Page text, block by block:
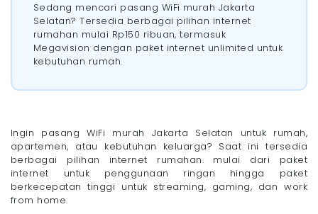
- 3. Biznet
- 4. IndiHome
Cara Memilih WiFi Murah Jakarta Selatan
- 1. Pilih Sesuai Jumlah Pengguna di Rumah
Pertanyaan yang Sering Diajukan (FAQ)
- 1. Berapa harga pasang WiFi murah di Jakarta
Selatan?
- 2. Apakah ada WiFi unlimited tanpa FUP?
- 3. Berapa biaya pemasangan awal?
- 4. Kecepatan berapa yang cukup untuk
Sedang mencari pasang WiFi murah Jakarta
Selatan? Tersedia berbagai pilihan internet
rumahan mulai Rp150 ribuan, termasuk
Megavision dengan paket internet unlimited untuk
kebutuhan rumah.
Ingin pasang WiFi murah Jakarta Selatan untuk rumah,
apartemen, atau kebutuhan keluarga? Saat ini tersedia
berbagai pilihan internet rumahan. mulai dari paket
internet untuk penggunaan ringan hingga paket
berkecepatan tinggi untuk streaming, gaming, dan work
from home.